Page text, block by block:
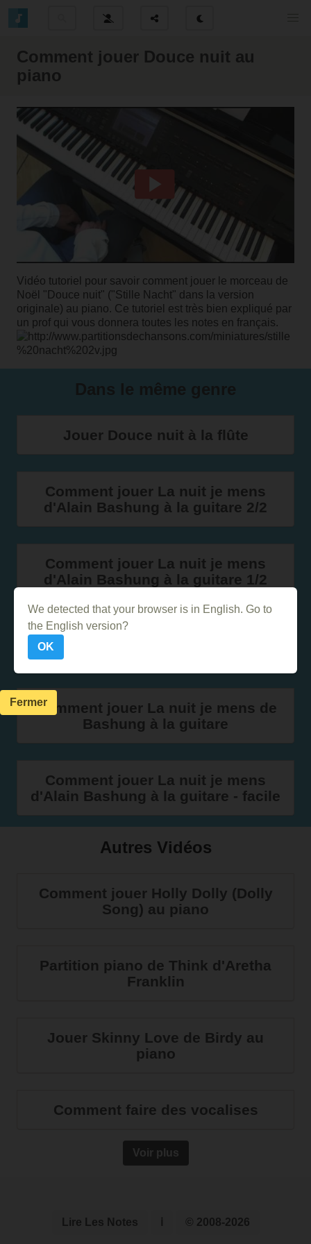
Comment jouer Douce nuit au
piano
Vidéo tutoriel pour savoir comment jouer le morceau de
Noël "Douce nuit" ("Stille Nacht" dans la version
originale) au piano. Ce tutoriel est très bien expliqué par
un prof qui vous donnera toutes les notes en français.
Jouer Douce nuit à la flûte
Comment jouer La nuit je mens
d'Alain Bashung à la guitare 2/2
Comment jouer La nuit je mens
d'Alain Bashung à la guitare 1/2
Comment jouer Une petite musique
de nuit de Mozart à la flûte à bec
Comment jouer La nuit je mens de
Bashung à la guitare
Comment jouer La nuit je mens
d'Alain Bashung à la guitare - facile
Autres Vidéos
Comment jouer Holly Dolly (Dolly
Song) au piano
Partition piano de Think d'Aretha
Franklin
Jouer Skinny Love de Birdy au
piano
Comment faire des vocalises
Voir plus
Lire Les Notes © 2008-2026
We detected that your browser is in English. Go to
the English version?
OK
Fermer